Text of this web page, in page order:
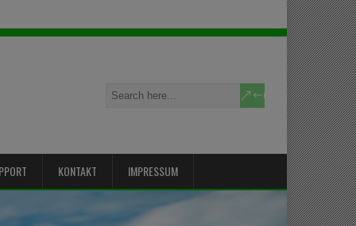
KONTAKT IMPRESSUM